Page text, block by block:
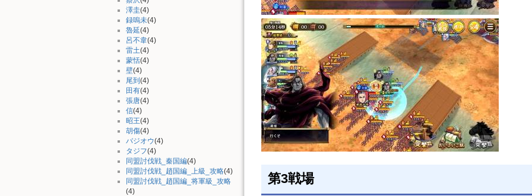
澤圭(4)
録嗚未(4)
魯延(4)
呂不韋(4)
雷土(4)
蒙恬(4)
壁(4)
尾到(4)
田有(4)
張唐(4)
信(4)
昭王(4)
胡傷(4)
バジオウ(4)
タジフ(4)
同盟討伐戦_秦国編(4)
同盟討伐戦_趙国編_上級_攻略(4)
同盟討伐戦_趙国編_将軍級_攻略
(4)
第3戦場